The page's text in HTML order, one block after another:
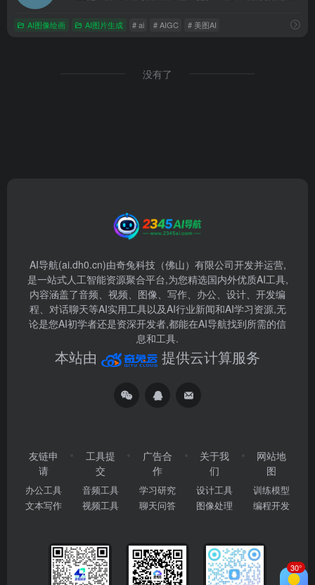
AI图像绘画 AI图片生成 # ai # AIGC # 美图AI
没有了
AI导航(ai.dh0.cn)由奇兔科技（佛山）有限公司开发并运营,
是一站式人工智能资源聚合平台,为您精选国内外优质AI工具,
内容涵盖了音频、视频、图像、写作、办公、设计、开发编
程、对话聊天等AI实用工具以及AI行业新闻和AI学习资源,无
论是您AI初学者还是资深开发者,都能在AI导航找到所需的信
息和工具.
本站由 提供云计算服务
友链申
请
办公工具
文本写作
工具提
交
音频工具
视频工具
广告合
作
学习研究
聊天问答
关于我
们
设计工具
图像处理
网站地
图
训练模型
编程开发
30°